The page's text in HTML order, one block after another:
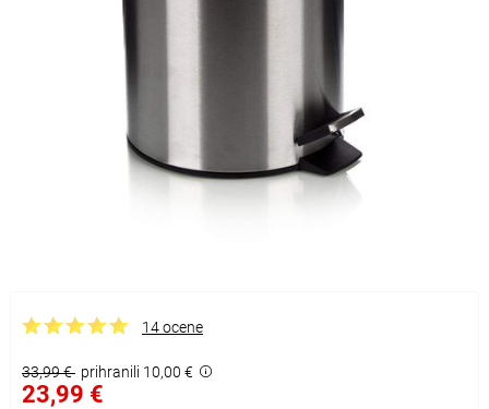
14 ocene
33,99 € prihranili 10,00 €
23,99 €